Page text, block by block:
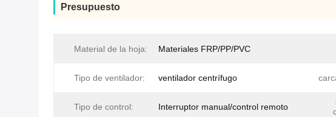
Presupuesto
Material de la hoja: Materiales FRP/PP/PVC
Tipo de ventilador: ventilador centrífugo
Tipo de control: Interruptor manual/control remoto